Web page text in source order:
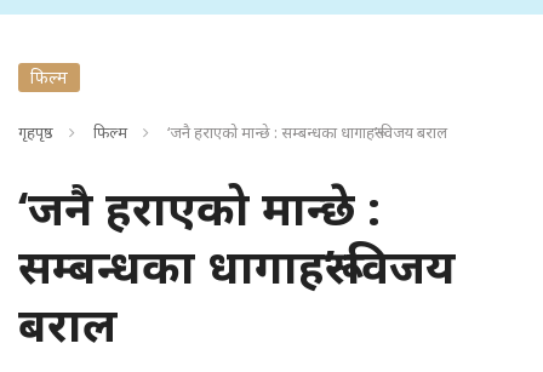
फिल्म
गृहपृष्ठ फिल्म ‘जनै हराएको मान्छे : सम्बन्धका धागाहरू’ विजय बराल
‘जनै हराएको मान्छे :
सम्बन्धका धागाहरू’ विजय
बराल